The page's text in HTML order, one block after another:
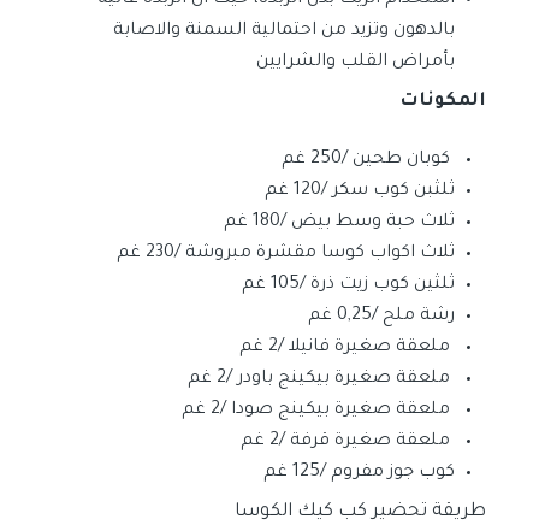
بالدهون وتزيد من احتمالية السمنة والاصابة
بأمراض القلب والشرايين
المكونات
كوبان طحين /250 غم
ثلثبن كوب سكر /120 غم
ثلاث حبة وسط بيض /180 غم
ثلاث اكواب كوسا مقشرة مبروشة /230 غم
ثلثين كوب زيت ذرة /105 غم
رشة ملح /0,25 غم
ملعقة صغيرة فانيلا /2 غم
ملعقة صغيرة بيكينج باودر /2 غم
ملعقة صغيرة بيكينج صودا /2 غم
ملعقة صغيرة قرفة /2 غم
كوب جوز مفروم /125 غم
طريقة تحضير كب كيك الكوسا